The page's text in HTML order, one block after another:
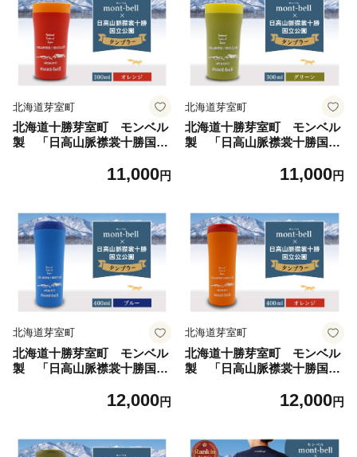
北海道芽室町
北海道十勝芽室町 モンベル
製 「日高山脈襟裳十勝国立
【オレンジ】 me003-128c-
イン グラス
11,000円
北海道芽室町
北海道十勝芽室町 モンベル
製 「日高山脈襟裳十勝国立
【グリーン】 me003-128c-
イン グラス
11,000円
北海道芽室町
北海道十勝芽室町 モンベル
製 「日高山脈襟裳十勝国立
【ブルー】 me003-129c-2
ン グラス
12,000円
北海道芽室町
北海道十勝芽室町 モンベル
製 「日高山脈襟裳十勝国立
【オレンジ】 me003-129c-
イン グラス
12,000円